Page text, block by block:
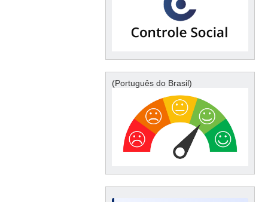
(Português do Brasil)